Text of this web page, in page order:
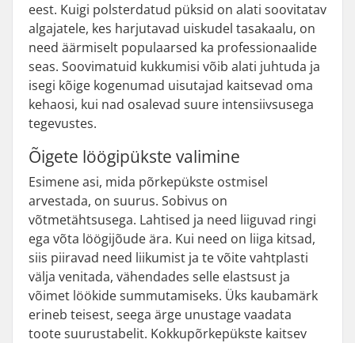
eest. Kuigi polsterdatud püksid on alati soovitatav
algajatele, kes harjutavad uiskudel tasakaalu, on
need äärmiselt populaarsed ka professionaalide
seas. Soovimatuid kukkumisi võib alati juhtuda ja
isegi kõige kogenumad uisutajad kaitsevad oma
kehaosi, kui nad osalevad suure intensiivsusega
tegevustes.
Õigete löögipükste valimine
Esimene asi, mida põrkepükste ostmisel
arvestada, on suurus. Sobivus on
võtmetähtsusega. Lahtised ja need liiguvad ringi
ega võta löögijõude ära. Kui need on liiga kitsad,
siis piiravad need liikumist ja te võite vahtplasti
välja venitada, vähendades selle elastsust ja
võimet löökide summutamiseks. Üks kaubamärk
erineb teisest, seega ärge unustage vaadata
toote suurustabelit. Kokkupõrkepükste kaitsev